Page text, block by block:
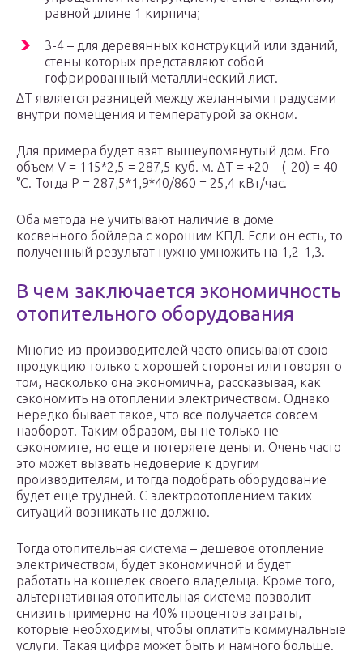
равной длине 1 кирпича;
3-4 – для деревянных конструкций или зданий,
стены которых представляют собой
гофрированный металлический лист.
ΔТ является разницей между желанными градусами
внутри помещения и температурой за окном.
Для примера будет взят вышеупомянутый дом. Его
объем V = 115*2,5 = 287,5 куб. м. ΔТ = +20 – (-20) = 40
°С. Тогда P = 287,5*1,9*40/860 = 25,4 кВт/час.
Оба метода не учитывают наличие в доме
косвенного бойлера с хорошим КПД. Если он есть, то
полученный результат нужно умножить на 1,2-1,3.
В чем заключается экономичность
отопительного оборудования
Многие из производителей часто описывают свою
продукцию только с хорошей стороны или говорят о
том, насколько она экономична, рассказывая, как
сэкономить на отоплении электричеством. Однако
нередко бывает такое, что все получается совсем
наоборот. Таким образом, вы не только не
сэкономите, но еще и потеряете деньги. Очень часто
это может вызвать недоверие к другим
производителям, и тогда подобрать оборудование
будет еще трудней. С электроотоплением таких
ситуаций возникать не должно.
Тогда отопительная система – дешевое отопление
электричеством, будет экономичной и будет
работать на кошелек своего владельца. Кроме того,
альтернативная отопительная система позволит
снизить примерно на 40% процентов затраты,
которые необходимы, чтобы оплатить коммунальные
услуги. Такая цифра может быть и намного больше.